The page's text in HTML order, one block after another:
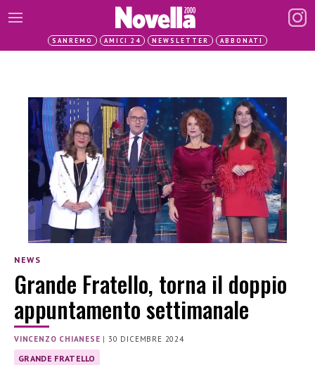
SANREMO AMICI 24 NEWSLETTER ABBONATI
NEWS
Grande Fratello, torna il doppio
appuntamento settimanale
VINCENZO CHIANESE |30 DICEMBRE 2024
GRANDE FRATELLO